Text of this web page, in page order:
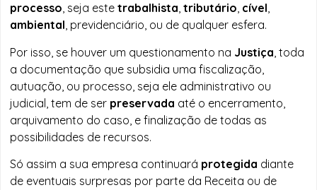
processo, seja estetrabalhista,tributário, cível,
ambiental, previdenciário, ou de qualquer esfera.
Por isso, se houver um questionamento na Justiça , toda
a documentação que subsidia uma fiscalização,
autuação, ou processo, seja ele administrativo ou
judicial, tem de ser preservada até o encerramento,
arquivamento do caso, e finalização de todas as
possibilidades de recursos.
Só assim a sua empresa continuará protegida diante
de eventuais surpresas por parte da Receita ou de